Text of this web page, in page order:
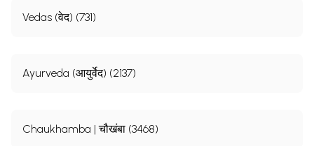
Vedas (वेद) (731)
Ayurveda (आयुर्वेद) (2137)
Chaukhamba | चौखंबा (3468)